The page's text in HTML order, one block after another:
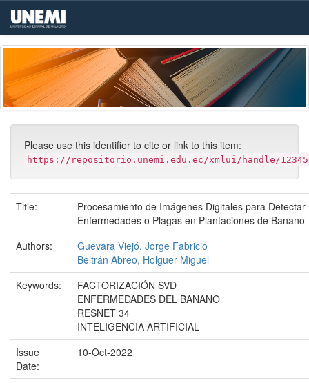
Skip
navigation
Please use this identifier to cite or link to this item:
https://repositorio.unemi.edu.ec/xmlui/handle/
Title:
Procesamiento de Imágenes Digitales para Detectar
Enfermedades o Plagas en Plantaciones de Banano
Authors:
Guevara Viejó, Jorge Fabricio
Beltrán Abreo, Holguer Miguel
Keywords:
FACTORIZACIÓN SVD
ENFERMEDADES DEL BANANO
RESNET 34
INTELIGENCIA ARTIFICIAL
Issue
Date:
10-Oct-2022